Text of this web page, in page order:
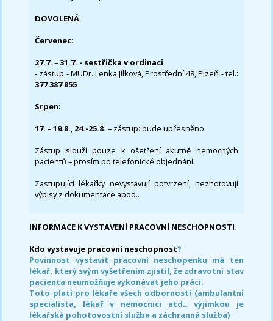
DOVOLENÁ:
Červenec:
27.7.–31.7. - sestřička v ordinaci
- zástup - MUDr. Lenka Jílková, Prostřední 48, Plzeň - tel.:
377 387 855
Srpen:
17. –19.8., 24.-25.8. – zástup: bude upřesněno
Zástup slouží pouze k ošetření akutně nemocných
pacientů – prosím po telefonické objednání.
Zastupující lékařky nevystavují potvrzení, nezhotovují
výpisy z dokumentace apod..
INFORMACE K VYSTAVENÍ PRACOVNÍ NESCHOPNOSTI:
Kdo vystavuje pracovní neschopnost?
Povinnost vystavit pracovní neschopenku má ten
lékař, který svým vyšetřením zjistil, že zdravotní stav
pacienta neumožňuje vykonávat jeho práci.
Toto platí pro lékaře všech odborností (ambulantní
specialista, lékař v nemocnici atd., výjimkou je
lékařská pohotovostní služba a záchranná služba)